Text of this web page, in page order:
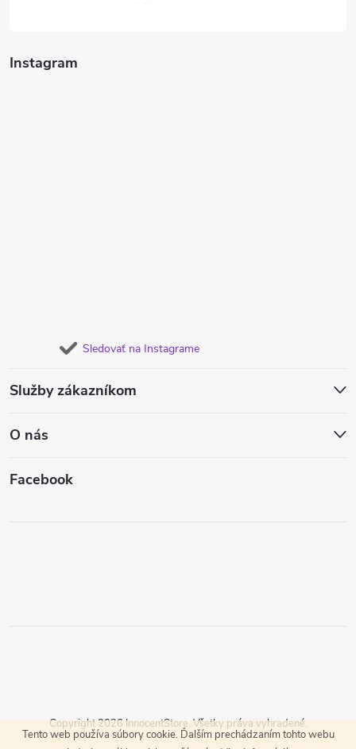
Tento web používa súbory cookie. Ďalším prechádzaním tohto webu
Instagram
Sledovať na Instagrame
Služby zákazníkom
O nás
Facebook
Copyright 2026 InnocentStore. Všetky práva vyhradené.